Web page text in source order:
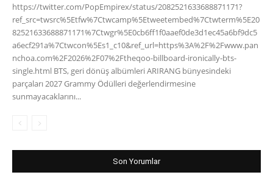
https://twitter.com/PopEmpirex/status/2082521633688871171?
ref_src=twsrc%5Etfw%7Ctwcamp%5Etweetembed%7Ctwterm%5E20
82521633688871171%7Ctwgr%5E0cb6ff1f0aaef0de3d1ec45a6bf9dc5
a6ecf291a%7Ctwcon%5Es1_c10&ref_url=https%3A%2F%2Fwww.pan
nchoa.com%2F2026%2F07%2Ftheqoo-billboard-ironically-bts-
single.html BTS, geri dönüş albümleri ARIRANG bünyesindeki
parçaları 2027 Grammy Ödülleri değerlendirmesine
sunmayacaklarını...
Son Yorumlar